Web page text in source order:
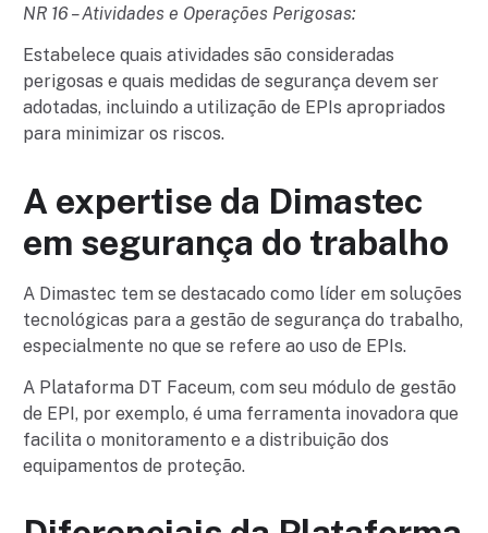
NR 16 – Atividades e Operações Perigosas:
Estabelece quais atividades são consideradas
perigosas e quais medidas de segurança devem ser
adotadas, incluindo a utilização de EPIs apropriados
para minimizar os riscos.
A expertise da Dimastec
em segurança do trabalho
A Dimastec tem se destacado como líder em soluções
tecnológicas para a gestão de segurança do trabalho,
especialmente no que se refere ao uso de EPIs.
A Plataforma DT Faceum, com seu módulo de gestão
de EPI, por exemplo, é uma ferramenta inovadora que
facilita o monitoramento e a distribuição dos
equipamentos de proteção.